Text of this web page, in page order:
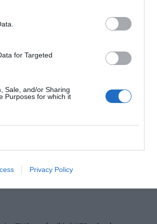
for Targeted
Sale, and/or Sharing
Purposes for which it
Privacy Policy
chorobami. Standardowy zasiłek
60 dni w roku na dzieci do 14.
Projekt zakłada dodanie do tego
dni pełnego wsparcia finansowego